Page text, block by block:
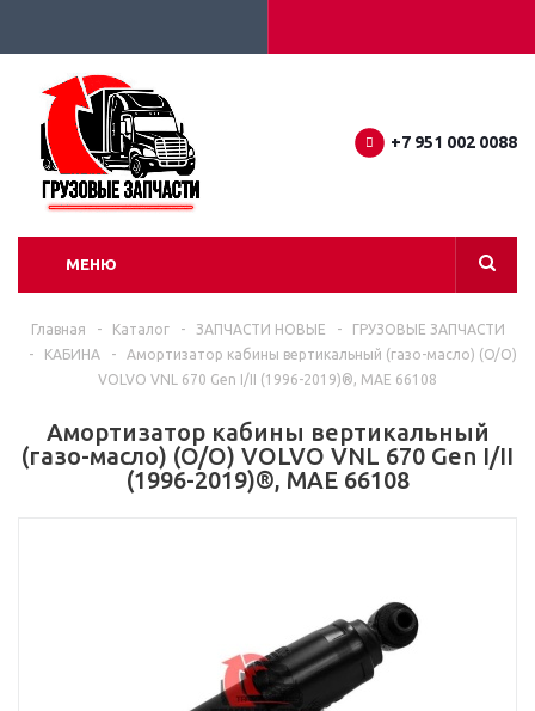
+7 951 002 0088
МЕНЮ
Главная - Каталог - ЗАПЧАСТИ НОВЫЕ -
ГРУЗОВЫЕ ЗАПЧАСТИ
-
КАБИНА -
Амортизатор кабины вертикальный (газо-масло) (O/O)
VOLVO VNL 670 Gen I/II (1996-2019)®, MAE 66108
Амортизатор кабины вертикальный
(газо-масло) (O/O) VOLVO VNL 670 Gen I/II
(1996-2019)®, MAE 66108